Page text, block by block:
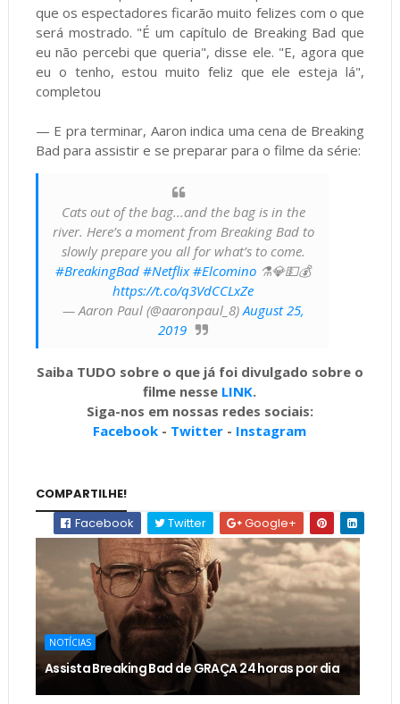
que os espectadores ficarão muito felizes com o que
será mostrado. "É um capítulo de Breaking Bad que
eu não percebi que queria", disse ele. "E, agora que
eu o tenho, estou muito feliz que ele esteja lá",
completou
— E pra terminar, Aaron indica uma cena de Breaking
Bad para assistir e se preparar para o filme da série:
Cats out of the bag...and the bag is in the
river. Here’s a moment from Breaking Bad to
slowly prepare you all for what’s to come.
#BreakingBad #Netflix #Elcomino ⚗️💎💵💰
https://t.co/q3VdCCLxZe
— Aaron Paul (@aaronpaul_8)August 25,
2019
Saiba TUDO sobre o que já foi divulgado sobre o
filme nesse LINK.
Siga-nos em nossas redes sociais:
Facebook - Twitter - Instagram
COMPARTILHE!
Facebook
Twitter Google+
NOTÍCIAS
Assista Breaking Bad de GRAÇA 24 horas por dia